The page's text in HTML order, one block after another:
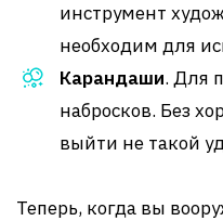
инструмент
необходим для
Карандаши. Для
набросков. Без
выйти не такой
Теперь, когда вы